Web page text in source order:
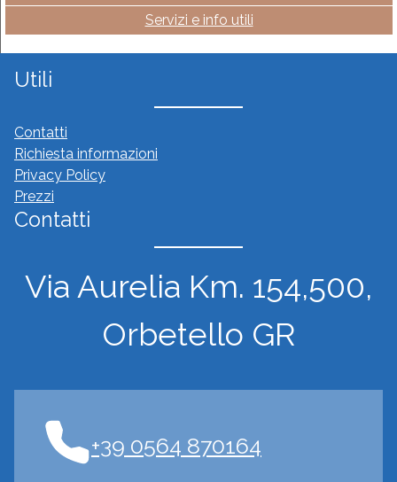
Servizi e info utili
Utili
Contatti
Richiesta informazioni
Privacy Policy
Prezzi
Contatti
Via Aurelia Km. 154,500,
Orbetello GR
+39 0564 870164